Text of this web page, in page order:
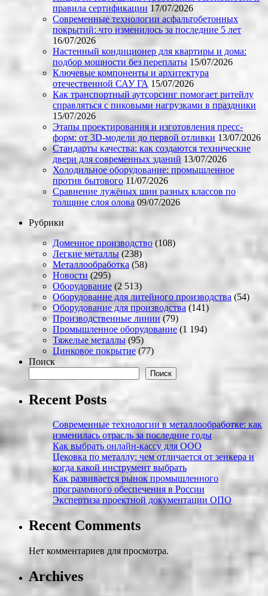
правила сертификации 17/07/2026
Современные технологии асфальтобетонных
покрытий: что изменилось за последние 5 лет
16/07/2026
Настенный кондиционер для квартиры и дома:
подбор мощности без переплаты 15/07/2026
Ключевые компоненты и архитектура
отечественной САУ ГА 15/07/2026
Как транспортный аутсорсинг помогает ритейлу
справляться с пиковыми нагрузками в праздники
15/07/2026
Этапы проектирования и изготовления пресс-
форм: от 3D-модели до первой отливки 13/07/2026
Стандарты качества: как создаются технические
двери для современных зданий 13/07/2026
Холодильное оборудование: промышленное
против бытового 11/07/2026
Сравнение лужёных шин разных классов по
толщине слоя олова 09/07/2026
Рубрики
Доменное производство(108)
Легкие металлы (238)
Металлообработка (58)
Новости (295)
Оборудование (2 513)
Оборудование для литейного производства (54)
Оборудование для производства (141)
Производственные линии (79)
Промышленное оборудование (1 194)
Тяжелые металлы (95)
Цинковое покрытие (77)
Поиск
Поиск
Recent Posts
Современные технологии в металлообработке: как
изменилась отрасль за последние годы
Как выбрать онлайн-кассу для ООО
Цековка по металлу: чем отличается от зенкера и
когда какой инструмент выбрать
Как развивается рынок промышленного
программного обеспечения в России
Экспертиза проектной документации ОПО
Recent Comments
Нет комментариев для просмотра.
Archives